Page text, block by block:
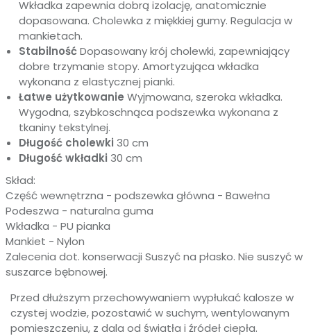
Wkładka zapewnia dobrą izolację, anatomicznie
dopasowana. Cholewka z miękkiej gumy. Regulacja w
mankietach.
StabilnośćDopasowany krój cholewki, zapewniający
dobre trzymanie stopy. Amortyzująca wkładka
wykonana z elastycznej pianki.
Łatwe użytkowanie Wyjmowana, szeroka wkładka.
Wygodna, szybkoschnąca podszewka wykonana z
tkaniny tekstylnej.
Długość cholewki 30 cm
Długość wkładki 30 cm
Skład:
Część wewnętrzna - podszewka główna - Bawełna
Podeszwa - naturalna guma
Wkładka - PU pianka
Mankiet - Nylon
Zalecenia dot. konserwacji Suszyć na płasko. Nie suszyć w
suszarce bębnowej.
Przed dłuższym przechowywaniem wypłukać kalosze w
czystej wodzie, pozostawić w suchym, wentylowanym
pomieszczeniu, z dala od światła i źródeł ciepła.